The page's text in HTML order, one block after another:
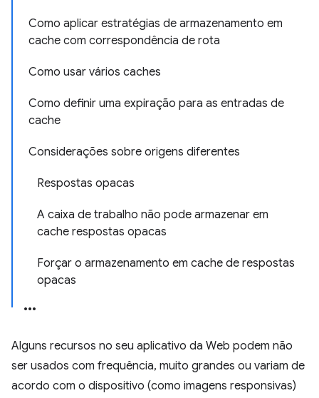
Como aplicar estratégias de armazenamento em
cache com correspondência de rota
Como usar vários caches
Como definir uma expiração para as entradas de
cache
Considerações sobre origens diferentes
Respostas opacas
A caixa de trabalho não pode armazenar em
cache respostas opacas
Forçar o armazenamento em cache de respostas
opacas
Alguns recursos no seu aplicativo da Web podem não
ser usados com frequência, muito grandes ou variam de
acordo com o dispositivo (como imagens responsivas)